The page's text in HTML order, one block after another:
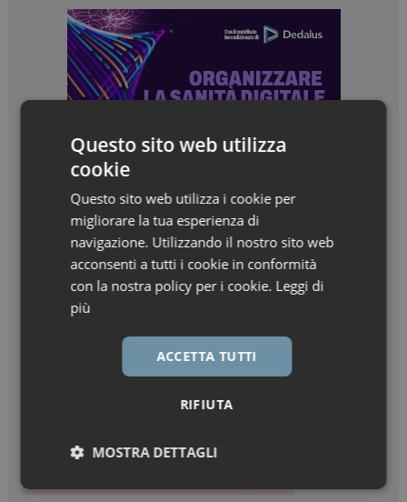
Questo sito web utilizza
cookie
Questo sito web utilizza i cookie per
migliorare la tua esperienza di
navigazione. Utilizzando il nostro sito web
acconsenti a tutti i cookie in conformità
con la nostra policy per i cookie. Leggi di
più
ACCETTA TUTTI
RIFIUTA
MOSTRA DETTAGLI
Necessari Marketing